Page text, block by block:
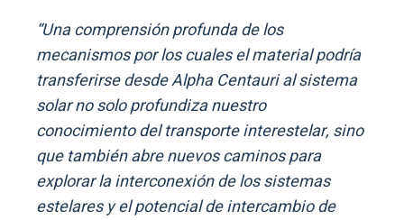
“Una comprensión profunda de los
mecanismos por los cuales el material podría
transferirse desde Alpha Centauri al sistema
solar no solo profundiza nuestro
conocimiento del transporte interestelar, sino
que también abre nuevos caminos para
explorar la interconexión de los sistemas
estelares y el potencial de intercambio de